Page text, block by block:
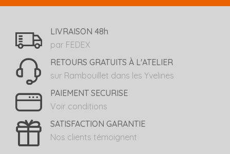
LIVRAISON 48h
par FEDEX
RETOURS GRATUITS À L'ATELIER
sur Rambouillet dans les Yvelines
PAIEMENT SECURISE
Voir conditions
SATISFACTION GARANTIE
Nos clients témoignent